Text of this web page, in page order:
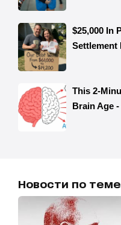
Новости по теме